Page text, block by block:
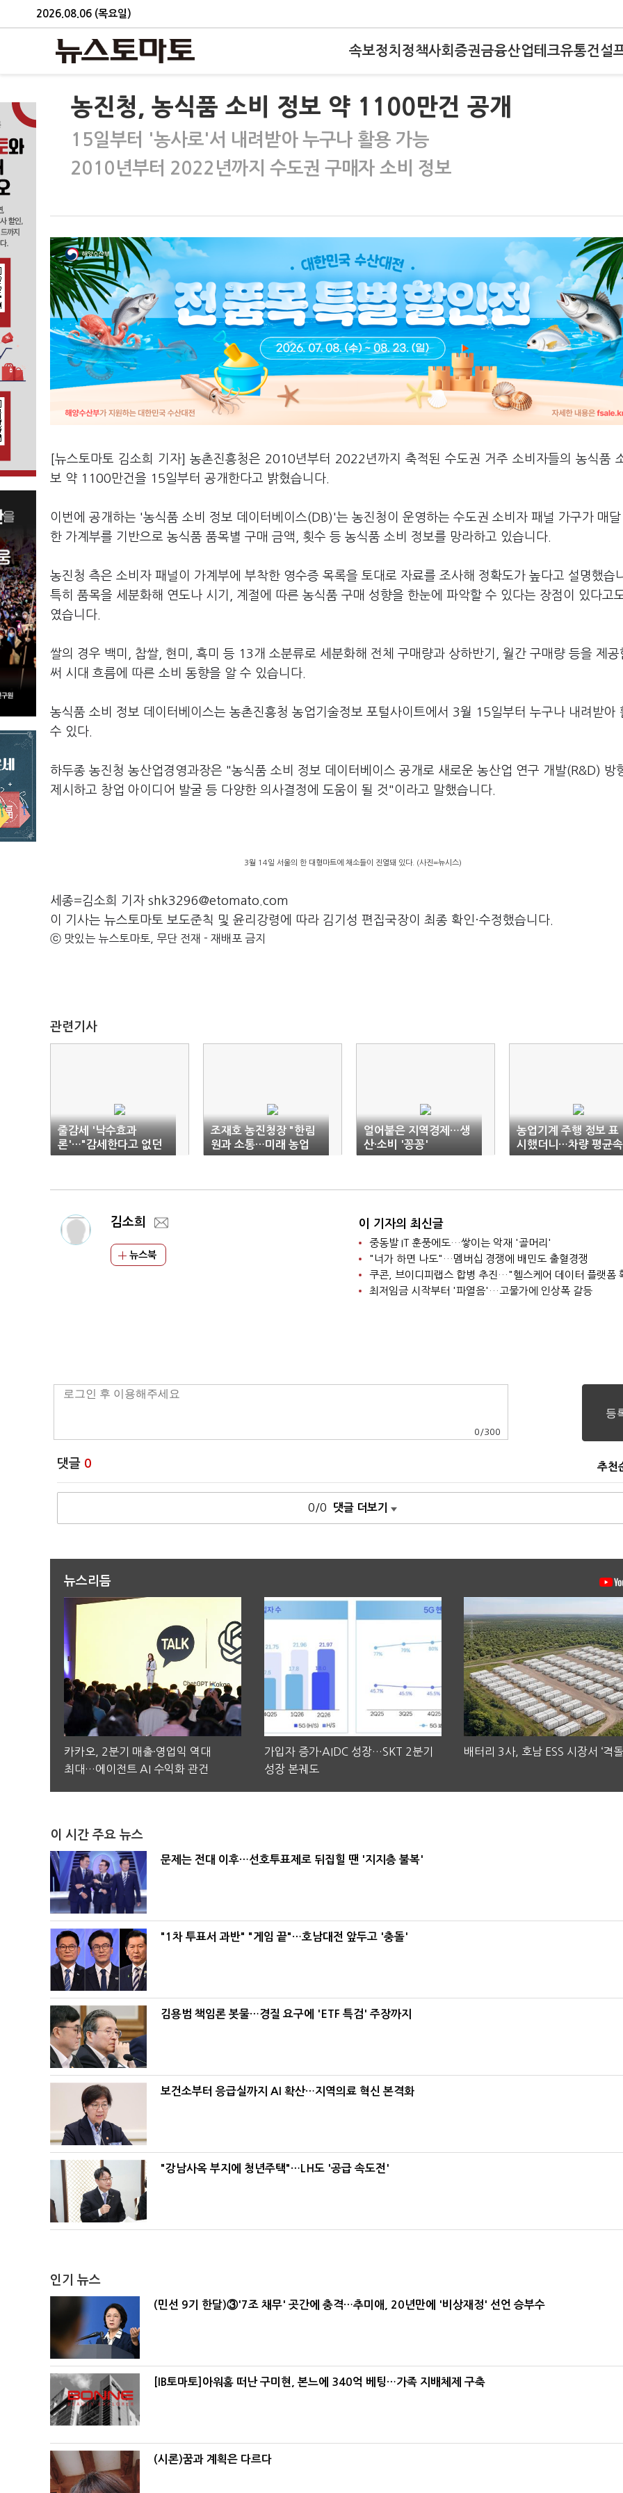
2026.08.06 (목요일)
속보정치 정책사회 증권금융산업테크유통건설
농진청, 농식품 소비 정보 약 1100만건 공개
15일부터 '농사로'서 내려받아 누구나 활용 가능
2010년부터 2022년까지 수도권 구매자 소비 정보
[뉴스토마토 김소희 기자] 농촌진흥청은 2010년부터 2022년까지 축적된 수도권 거주 소비자들의 농식품
보 약 1100만건을 15일부터 공개한다고 밝혔습니다.
이번에 공개하는 '농식품 소비 정보 데이터베이스(DB)'는 농진청이 운영하는 수도권 소비자 패널 가구가 매
한 가계부를 기반으로 농식품 품목별 구매 금액, 횟수 등 농식품 소비 정보를 망라하고 있습니다.
농진청 측은 소비자 패널이 가계부에 부착한 영수증 목록을 토대로 자료를 조사해 정확도가 높다고 설명했습
특히 품목을 세분화해 연도나 시기, 계절에 따른 농식품 구매 성향을 한눈에 파악할 수 있다는 장점이 있다고
였습니다.
쌀의 경우 백미, 찹쌀, 현미, 흑미 등 13개 소분류로 세분화해 전체 구매량과 상하반기, 월간 구매량 등을 제공
써 시대 흐름에 따른 소비 동향을 알 수 있습니다.
농식품 소비 정보 데이터베이스는 농촌진흥청 농업기술정보 포털사이트에서 3월 15일부터 누구나 내려받아
수 있다.
하두종 농진청 농산업경영과장은 "농식품 소비 정보 데이터베이스 공개로 새로운 농산업 연구 개발(R&D) 방
제시하고 창업 아이디어 발굴 등 다양한 의사결정에 도움이 될 것"이라고 말했습니다.
3월 14일 서울의 한 대형마트에 채소들이 진열돼 있다. (사진=뉴시스)
세종=김소희 기자 shk3296@etomato.com
이 기사는 뉴스토마토 보도준칙 및 윤리강령에 따라 김기성 편집국장이 최종 확인·수정했습니다.
ⓒ 맛있는 뉴스토마토, 무단 전재 - 재배포 금지
관련기사
줄감세 '낙수효과
론'…"감세한다고 없던
투자 안 생겨"
조재호 농진청장 "한림
원과 소통…미래 농업
전략"
얼어붙은 지역경제…생
산·소비 '꽁꽁'
농업기계 주행 정보 표
시했더니…차량 평균속
도 11% '뚝'
김소희
뉴스북
이 기자의 최신글
중동발 IT 훈풍에도…쌓이는 악재 '골머리'
"너가 하면 나도"…멤버십 경쟁에 배민도 출혈경쟁
쿠콘, 브이디피랩스 합병 추진…"헬스케어 데이터 플랫폼
최저임금 시작부터 '파열음'…고물가에 인상폭 갈등
0 /300
댓글 0 추천
0/0 댓글 더보기
뉴스리듬
카카오, 2분기 매출·영업익 역대
최대…에이전트 AI 수익화 관건
가입자 증가·AIDC 성장…SKT 2분기
성장 본궤도
배터리 3사, 호남 ESS 시장서 ‘격돌
이 시간 주요 뉴스
문제는 전대 이후…선호투표제로 뒤집힐 땐 '지지층 불복'
"1차 투표서 과반" "게임 끝"…호남대전 앞두고 '충돌'
김용범 책임론 봇물…경질 요구에 'ETF 특검' 주장까지
보건소부터 응급실까지 AI 확산…지역의료 혁신 본격화
"강남사옥 부지에 청년주택"…LH도 '공급 속도전'
인기 뉴스
(민선 9기 한달)③'7조 채무' 곳간에 충격…추미애, 20년만에 '비상재정' 선언 승부수
[IB토마토]아워홈 떠난 구미현, 본느에 340억 베팅…가족 지배체제 구축
(시론)꿈과 계획은 다르다